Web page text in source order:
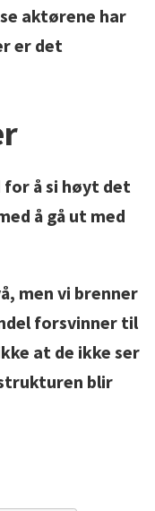
aktørene har
er det
for å si høyt det
å gå ut med
men vi brenner
forsvinner til
at de ikke ser
blir